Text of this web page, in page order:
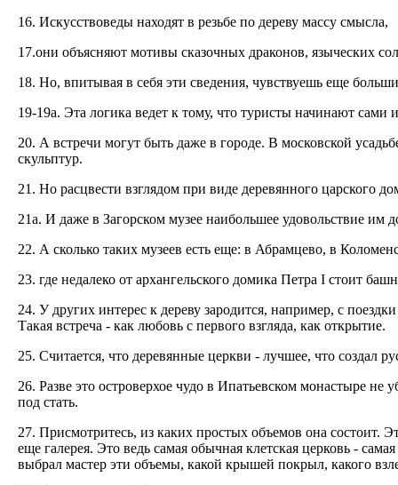
16. Искусствоведы находят в резьбе по дереву массу смысла,
17.они объясняют мотивы сказочных драконов, языческих
18. Но, впитывая в себя эти сведения, чувствуешь еще
19-19a. Эта логикa ведет к тому, что туристы начинают
20. А встречи могут быть даже в городе. В московской
скульптур.
21. Но расцвести взглядом при виде деревянного царского
21a. И даже в Загорском музее наибольшее удовольствие им
22. А сколько таких музеев есть еще: в Абрамцево, в
23. где недалеко от архангельского домика Петра I стоит
24. У других интерес к дереву зародится, например, с
Такая встреча - как любовь с первого взгляда, как открытие.
25. Считается, что деревянные церкви - лучшее, что создал
26. Разве это островерхое чудо в Ипатьевском монастыре
под стать.
27. Присмотритесь, из каких простых объемов она состоит.
еще галерея. Это ведь самая обычная клетская церковь -
выбрал мастер эти объемы, какой крышей покрыл, какого